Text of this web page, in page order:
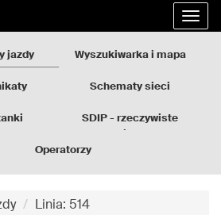
jazdy Wyszukiwarka i mapa
Schematy sieci
SDIP - rzeczywiste
Operatorzy
Linia: 514